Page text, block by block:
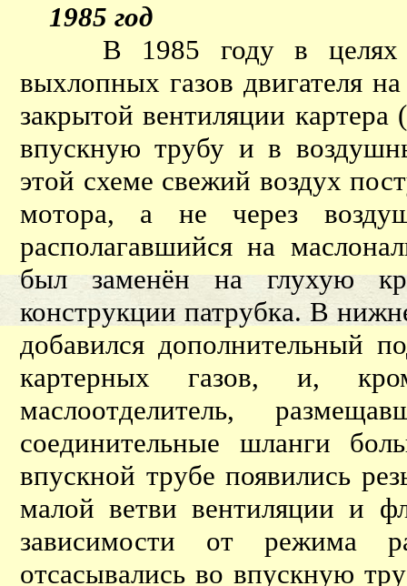
1985 год
В 1985 году в целях
выхлопных газов двигателя
закрытой вентиляции
впускную трубу и в
этой схеме свежий воздух
мотора, а не через
располагавшийся на
был заменён на глухую
конструкции патрубка. В
добавился дополнительный
картерных газов, и,
маслоотделитель,
соединительные шланги
впускной трубе появились
малой ветви вентиляции и
зависимости от режима
отсасывались во впускную